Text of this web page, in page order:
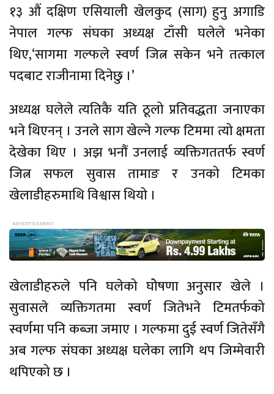
१३ औं दक्षिण एसियाली खेलकुद (साग) हुनु अगाडि
नेपाल गल्फ संघका अध्यक्ष टाँसी घलेले भनेका
थिए,‘सागमा गल्फले स्वर्ण जित्न सकेन भने तत्काल
पदबाट राजीनामा दिनेछु ।’
अध्यक्ष घलेले त्यतिकै यति ठूलो प्रतिवद्धता जनाएका
भने थिएनन् । उनले साग खेल्ने गल्फ टिममा त्यो क्षमता
देखेका थिए । अझ भनौं उनलाई व्यक्तिगततर्फ स्वर्ण
जित्न सफल सुवास तामाङ र उनको टिमका
खेलाडीहरुमाथि विश्वास थियो ।
खेलाडीहरुले पनि घलेको घोेषणा अनुसार खेले ।
सुवासले व्यक्तिगतमा स्वर्ण जितेभने टिमतर्फको
स्वर्णमा पनि कब्जा जमाए । गल्फमा दुई स्वर्ण जितेसँगै
अब गल्फ संघका अध्यक्ष घलेका लागि थप जिम्मेवारी
थपिएको छ ।